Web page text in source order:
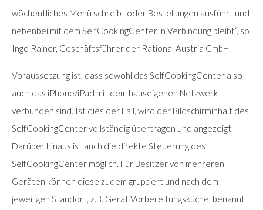
wöchentliches Menü schreibt oder Bestellungen ausführt und
nebenbei mit dem SelfCookingCenter in Verbindung bleibt“, so
Ingo Rainer, Geschäftsführer der Rational Austria GmbH.
Voraussetzung ist, dass sowohl das SelfCookingCenter also
auch das iPhone/iPad mit dem hauseigenen Netzwerk
verbunden sind. Ist dies der Fall, wird der Bildschirminhalt des
SelfCookingCenter vollständig übertragen und angezeigt.
Darüber hinaus ist auch die direkte Steuerung des
SelfCookingCenter möglich. Für Besitzer von mehreren
Geräten können diese zudem gruppiert und nach dem
jeweiligen Standort, z.B. Gerät Vorbereitungsküche, benannt